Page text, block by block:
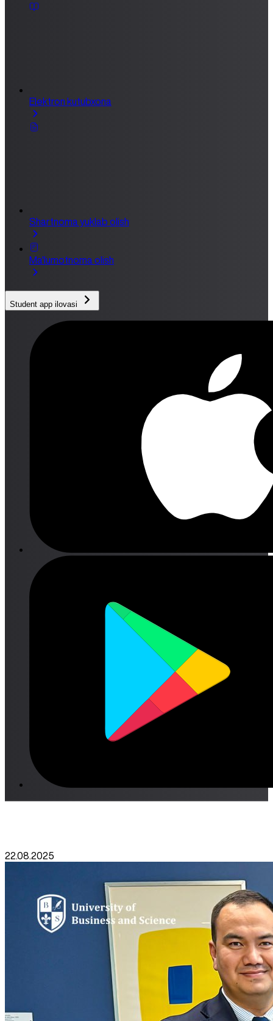
Elektron kutubxona
Shartnoma yuklab olish
Ma'lumotnoma olish
Student app ilovasi
22.08.2025